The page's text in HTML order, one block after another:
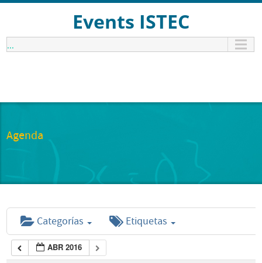
Events ISTEC
...
Agenda
Categorías Etiquetas
ABR 2016